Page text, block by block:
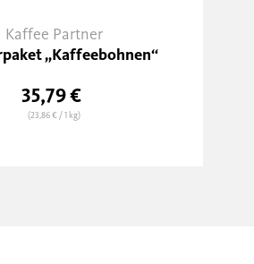
Kaffee Partner
„Kaffeebohnen“
35,79 €
(23,86 €/ 1 kg)